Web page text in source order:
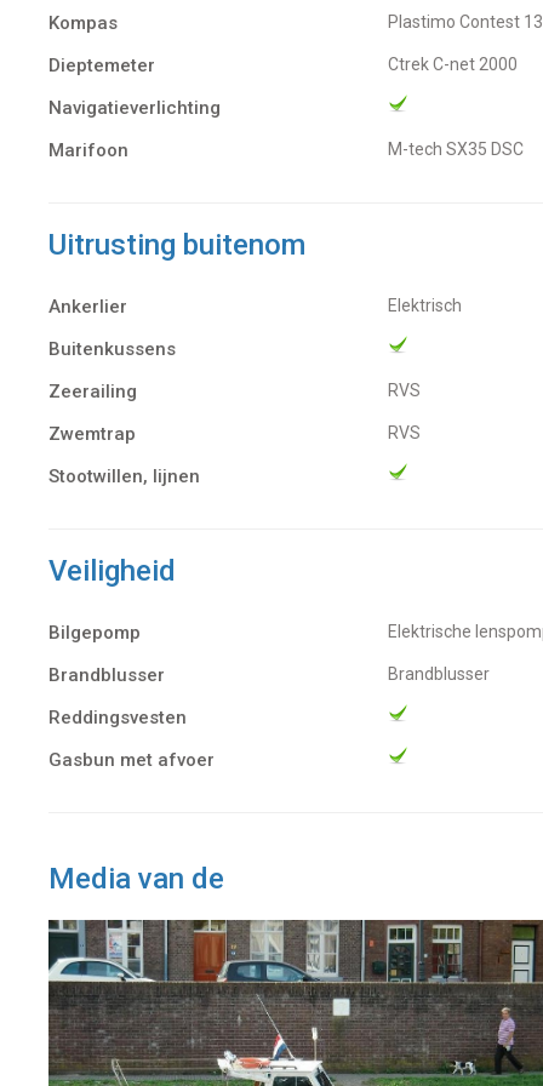
Kompas Plastimo Contest
Dieptemeter Ctrek C-net 2000
Navigatieverlichting
Marifoon
M-tech SX35 DSC
Uitrusting buitenom
Ankerlier Elektrisch
Buitenkussens
Zeerailing
RVS
Zwemtrap RVS
Stootwillen, lijnen
Veiligheid
Bilgepomp Elektrische
Brandblusser Brandblusser
Reddingsvesten
Gasbun met afvoer
Media van de